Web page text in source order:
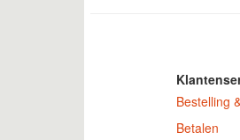
Bestelling
Betalen